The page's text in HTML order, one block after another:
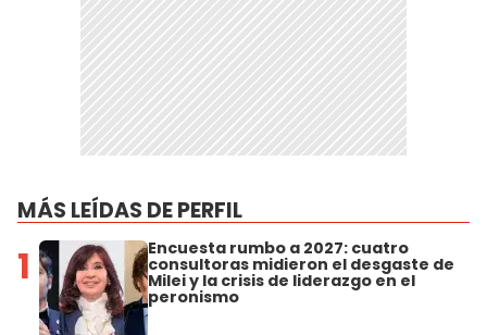
MÁS LEÍDAS DE PERFIL
1 Encuesta rumbo a 2027: cuatro
consultoras midieron el desgaste de
Milei y la crisis de liderazgo en el
peronismo